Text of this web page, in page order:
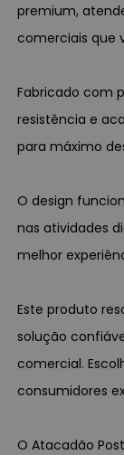
premium,
comerciais que
Fabricado com
resistência e
para máximo
O design
nas atividades
melhor
Este produto
solução
comercial.
consumidores
O Atacadão